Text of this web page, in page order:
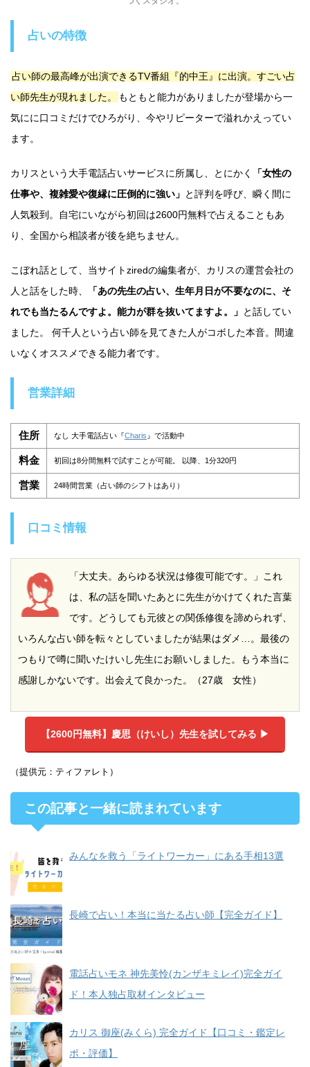
占いの特徴
占い師の最高峰が出演できるTV番組『的中王』に出演。すごい占
い師先生が現れました。
もともと能力がありましたが登場から一
気にに口コミだけでひろがり、今やリピーターで溢れかえってい
ます。
カリスという大手電話占いサービスに所属し、とにかく
「女性の
仕事や、複雑愛や復縁に圧倒的に強い」 と評判を呼び、瞬く間に
人気殺到。自宅にいながら初回は2600円無料で占えることもあ
り、全国から相談者が後を絶ちません。
こぼれ話として、当サイトziredの編集者が、カリスの運営会社の
人と話をした時、
「あの先生の占い、生年月日が不要なのに、そ
れでも当たるんですよ。能力が群を抜いてますよ。」 と話してい
ました。 何千人という占い師を見てきた人がコボした本音。間違
いなくオススメできる能力者です。
営業詳細
住所 なし 大手電話占い『Charis 』で活動中
料金 初回は8分間無料で試すことが可能。 以降、1分320円
営業 24時間営業（占い師のシフトはあり）
口コミ情報
「大丈夫。あらゆる状況は修復可能です。」これ
は、私の話を聞いたあとに先生がかけてくれた言葉
です。どうしても元彼との関係修復を諦められず、
いろんな占い師を転々としていましたが結果はダメ…。最後の
つもりで噂に聞いたけいし先生にお願いしました。もう本当に
感謝しかないです。出会えて良かった。（27歳 女性）
【2600円無料】 慶思（けいし）先生を試してみる ▶︎
（提供元：ティファレト）
この記事と一緒に読まれています
みんなを救う「ライトワーカー」にある手相13選
長崎で占い！本当に当たる占い師【完全ガイド】
電話占いモネ 神先美怜(カンザキミレイ)完全ガイ
ド！本人独占取材インタビュー
カリス 御座(みくら) 完全ガイド【口コミ・鑑定レ
ポ・評価】